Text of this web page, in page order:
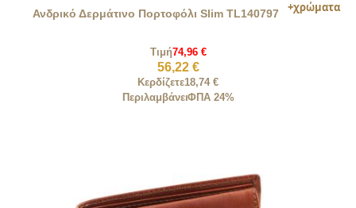
Ανδρικό Δερμάτινο Πορτοφόλι Slim TL140797
Τιμή74,96 €
56,22 €
Κερδίζετε18,74 €
ΠεριλαμβάνειΦΠΑ 24%